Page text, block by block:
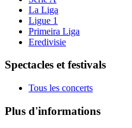
La Liga
Ligue 1
Primeira Liga
Eredivisie
Spectacles et festivals
Tous les concerts
Plus d'informations